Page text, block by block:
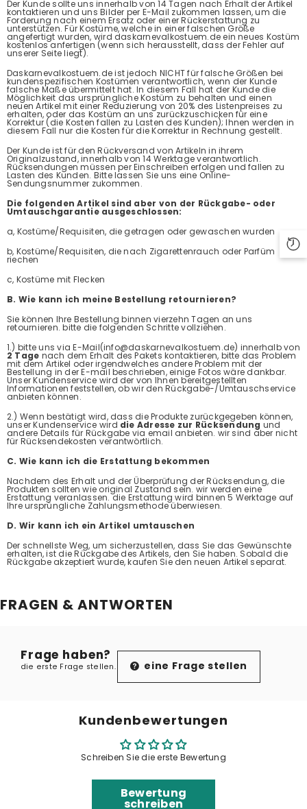
Der Kunde sollte uns innerhalb von 14 Tagen nach Erhalt der Artikel
kontaktieren und uns Bilder per E-Mail zukommen lassen, um die
Forderung nach einem Ersatz oder einer Rückerstattung zu
unterstützen. Für Kostüme, welche in einer falschen Größe
angefertigt wurden, wird daskarnevalkostuem.de ein neues Kostüm
kostenlos anfertigen (wenn sich herausstellt, dass der Fehler auf
unserer Seite liegt).
Daskarnevalkostuem.de ist jedoch NICHT für falsche Größen bei
kundenspezifischen Kostümen verantwortlich, wenn der Kunde
falsche Maße übermittelt hat. In diesem Fall hat der Kunde die
Möglichkeit das ursprüngliche Kostüm zu behalten und einen
neuen Artikel mit einer Reduzierung von 20% des Listenpreises zu
erhalten, oder das Kostüm an uns zurückzuschicken für eine
Korrektur (die Kosten fallen zu Lasten des Kunden); Ihnen werden in
diesem Fall nur die Kosten für die Korrektur in Rechnung gestellt.
Der Kunde ist für den Rückversand von Artikeln in ihrem
Originalzustand, innerhalb von 14 Werktage verantwortlich.
Rücksendungen müssen per Einschreiben erfolgen und fallen zu
Lasten des Kunden. Bitte lassen Sie uns eine Online-
Sendungsnummer zukommen.
Die folgenden Artikel sind aber von der Rückgabe- oder
Umtauschgarantie ausgeschlossen:
a, Kostüme/Requisiten, die getragen oder gewaschen wurden
b, Kostüme/Requisiten, die nach Zigarettenrauch oder Parfüm
riechen
c, Kostüme mit Flecken
B. Wie kann ich meine Bestellung retournieren?
Sie können Ihre Bestellung binnen vierzehn Tagen an uns
retournieren. bitte die folgenden Schritte vollziehen.
1.) bitte uns via E-Mail(info@daskarnevalkostuem.de) innerhalb von
2 Tage nach dem Erhalt des Pakets kontaktieren, bitte das Problem
mit dem Artikel oder irgendwelches andere Problem mit der
Bestellung in der E-mail beschrieben, einige Fotos wäre dankbar.
Unser Kundenservice wird der von Ihnen bereitgestellten
Informationen feststellen, ob wir den Rückgabe-/Umtauschservice
anbieten können.
2.) Wenn bestätigt wird, dass die Produkte zurückgegeben können,
unser Kundenservice wird die Adresse zur Rücksendung und
andere Details für Rückgabe via email anbieten. wir sind aber nicht
für Rücksendekosten verantwörtlich.
C. Wie kann ich die Erstattung bekommen
Nachdem des Erhalt und der Überprüfung der Rücksendung, die
Produkten sollten wie original Zustand sein. wir werden eine
Erstattung veranlassen. die Erstattung wird binnen 5 Werktage auf
Ihre ursprüngliche Zahlungsmethode überwiesen.
D. Wir kann ich ein Artikel umtauschen
Der schnellste Weg, um sicherzustellen, dass Sie das Gewünschte
erhalten, ist die Rückgabe des Artikels, den Sie haben. Sobald die
Rückgabe akzeptiert wurde, kaufen Sie den neuen Artikel separat.
FRAGEN & ANTWORTEN
Frage haben?
die erste Frage stellen. eine Frage stellen
Kundenbewertungen
Schreiben Sie die erste Bewertung
Bewertung
schreiben